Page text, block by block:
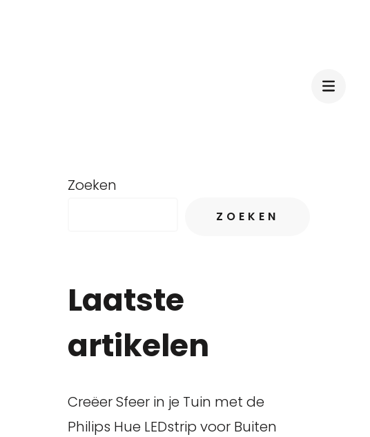
Zoeken
ZOEKEN
Laatste
artikelen
Creëer Sfeer in je Tuin met de
Philips Hue LEDstrip voor Buiten